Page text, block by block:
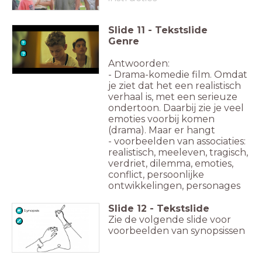
Slide 11 - Tekstslide
Genre
Antwoorden:
- Drama-komedie film. Omdat
je ziet dat het een realistisch
verhaal is, met een serieuze
ondertoon. Daarbij zie je veel
emoties voorbij komen
(drama). Maar er hangt
- voorbeelden van associaties:
realistisch, meeleven, tragisch,
verdriet, dilemma, emoties,
conflict, persoonlijke
ontwikkelingen, personages
Synopsis Slide 12 - Tekstslide
Zie de volgende slide voor
voorbeelden van synopsissen